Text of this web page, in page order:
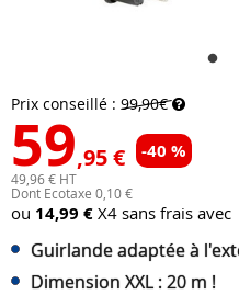
Prix conseillé : 99,90€
59,95 € -40 %
49,96 € HT
Dont Ecotaxe 0,10 €
ou 14,99 € X4 sans frais avec
Guirlande adaptée à
Dimension XXL : 20 m !